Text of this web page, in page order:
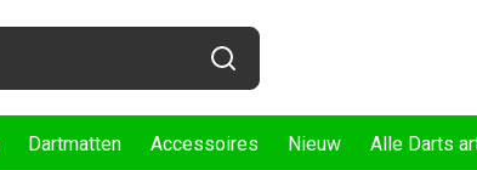
Dartmatten Accessoires Nieuw Alle Darts